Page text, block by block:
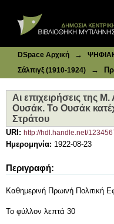
ημετέρων.
DSpace Αρχική →
Σάλπιγξ (1910-1924)
→
Αι επιχειρήσεις της
Ουσάκ. Το Ουσάκ
Στράτου
URI: http://hdl.handle.net/
Ημερομηνία: 1922-08-23
Περιγραφή:
Καθημερινή Πρωινή Πολιτική
Το φύλλον λεπτά 30